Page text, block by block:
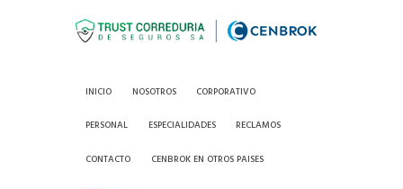
INICIO NOSOTROS CORPORATIVO
PERSONAL ESPECIALIDADES RECLAMOS
CONTACTO CENBROK EN OTROS PAISES